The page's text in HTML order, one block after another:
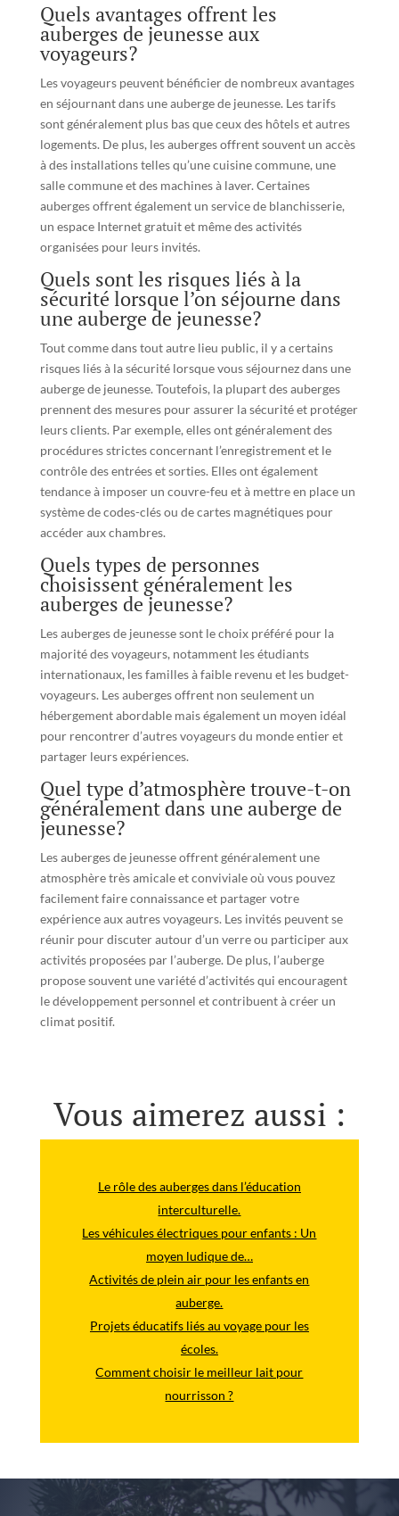
Quels avantages offrent les
auberges de jeunesse aux
voyageurs?
Les voyageurs peuvent bénéficier de nombreux avantages
en séjournant dans une auberge de jeunesse. Les tarifs
sont généralement plus bas que ceux des hôtels et autres
logements. De plus, les auberges offrent souvent un accès
à des installations telles qu’une cuisine commune, une
salle commune et des machines à laver. Certaines
auberges offrent également un service de blanchisserie,
un espace Internet gratuit et même des activités
organisées pour leurs invités.
Quels sont les risques liés à la
sécurité lorsque l’on séjourne dans
une auberge de jeunesse?
Tout comme dans tout autre lieu public, il y a certains
risques liés à la sécurité lorsque vous séjournez dans une
auberge de jeunesse. Toutefois, la plupart des auberges
prennent des mesures pour assurer la sécurité et protéger
leurs clients. Par exemple, elles ont généralement des
procédures strictes concernant l’enregistrement et le
contrôle des entrées et sorties. Elles ont également
tendance à imposer un couvre-feu et à mettre en place un
système de codes-clés ou de cartes magnétiques pour
accéder aux chambres.
Quels types de personnes
choisissent généralement les
auberges de jeunesse?
Les auberges de jeunesse sont le choix préféré pour la
majorité des voyageurs, notamment les étudiants
internationaux, les familles à faible revenu et les budget-
voyageurs. Les auberges offrent non seulement un
hébergement abordable mais également un moyen idéal
pour rencontrer d’autres voyageurs du monde entier et
partager leurs expériences.
Quel type d’atmosphère trouve-t-on
généralement dans une auberge de
jeunesse?
Les auberges de jeunesse offrent généralement une
atmosphère très amicale et conviviale où vous pouvez
facilement faire connaissance et partager votre
expérience aux autres voyageurs. Les invités peuvent se
réunir pour discuter autour d’un verre ou participer aux
activités proposées par l’auberge. De plus, l’auberge
propose souvent une variété d’activités qui encouragent
le développement personnel et contribuent à créer un
climat positif.
Vous aimerez aussi :
Le rôle des auberges dans l’éducation
interculturelle.
Les véhicules électriques pour enfants : Un
moyen ludique de…
Activités de plein air pour les enfants en
auberge.
Projets éducatifs liés au voyage pour les
écoles.
Comment choisir le meilleur lait pour
nourrisson ?